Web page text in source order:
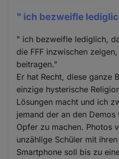
" ich bezweifle
" ich bezweifle lediglich,
die FFF inzwischen
beitragen."
Er hat Recht, diese ganze
einzige hysterische
Lösungen macht und ich
jemand der an den
Opfer zu machen. Photos
unzählige Schüler mit
Smartphone soll bis zu